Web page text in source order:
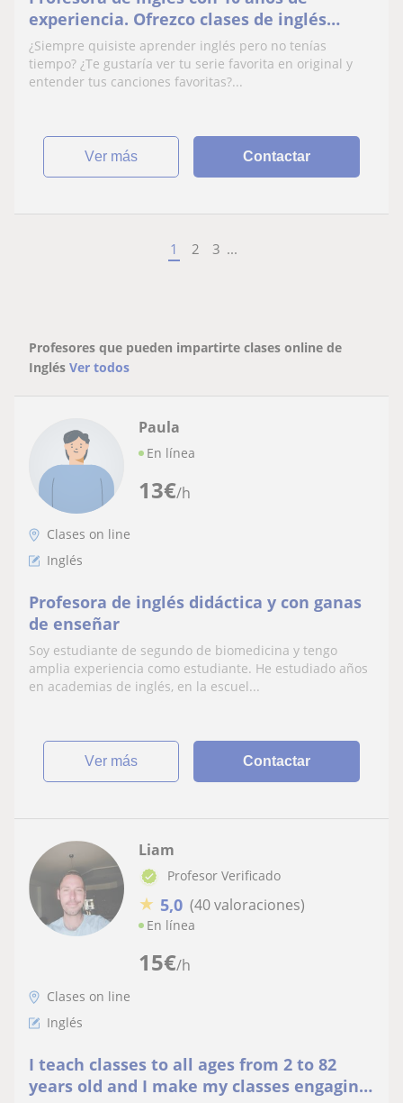
experiencia. Ofrezco clases de inglés
general y de negocios
¿Siempre quisiste aprender inglés pero no tenías
tiempo? ¿Te gustaría ver tu serie favorita en original y
entender tus canciones favoritas?...
ver más Contactar
1 2 3 ...
Profesores que pueden impartirte clases online de
Inglés Ver todos
13€/h
Paula
En línea
Clases on line
Inglés
Profesora de inglés didáctica y con ganas
de enseñar
Soy estudiante de segundo de biomedicina y tengo
amplia experiencia como estudiante. He estudiado años
en academias de inglés, en la escuel...
ver más Contactar
15€/h
Liam
Profesor Verificado
★ 5,0 (40 valoraciones)
En línea
Clases on line
Inglés
I teach classes to all ages from 2 to 82
years old and I make my classes engaging,